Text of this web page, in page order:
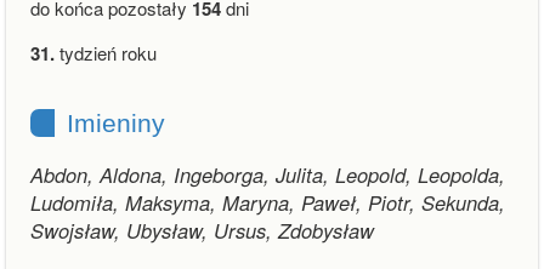
do końca pozostały 154dni
31.tydzień roku
Imieniny
Abdon, Aldona, Ingeborga, Julita, Leopold, Leopolda,
Ludomiła, Maksyma, Maryna, Paweł, Piotr, Sekunda,
Swojsław, Ubysław, Ursus, Zdobysław